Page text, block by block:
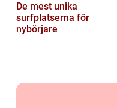
De mest unika
surfplatserna för
nybörjare